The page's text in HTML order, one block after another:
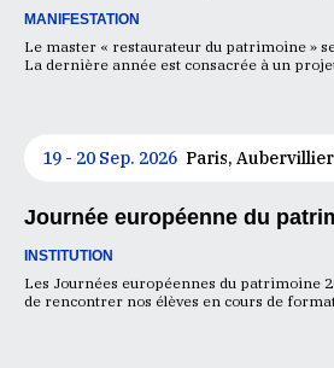
MANIFESTATION
Le master « restaurateur du patrimoine »
La dernière année est consacrée à un
19 - 20 Sep. 2026 Paris,
Journée européenne du
INSTITUTION
Les Journées européennes du patrimoine
de rencontrer nos élèves en cours de